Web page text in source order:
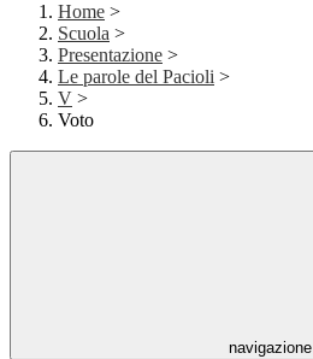
Home >
Scuola >
Presentazione >
Le parole del Pacioli >
V >
Voto
navigazione